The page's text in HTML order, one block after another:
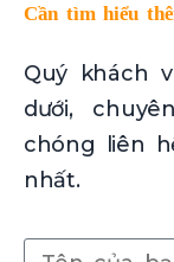
Cần tìm hiểu
Quý khách
dưới,
chóng liên
nhất.